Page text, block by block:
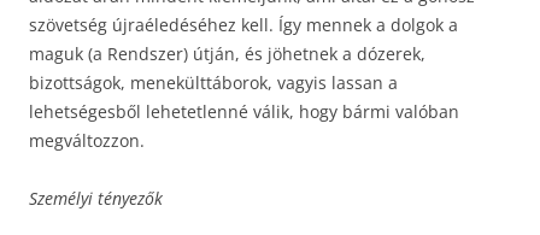
szövetség újraéledéséhez kell. Így mennek a dolgok a
maguk (a Rendszer) útján, és jöhetnek a dózerek,
bizottságok, menekülttáborok, vagyis lassan a
lehetségesből lehetetlenné válik, hogy bármi valóban
megváltozzon.
Személyi tényezők